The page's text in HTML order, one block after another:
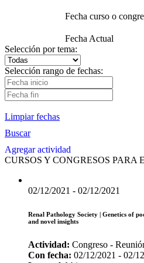
Fecha curso o
Fecha Actual
Selección por tema:
Selección rango de fechas:
Limpiar fechas
Buscar
Agregar actividad
CURSOS Y CONGRESOS PARA
02/12/2021 - 02/12/2021
Renal Pathology Society | Genetics of
and novel insights
Actividad: Congreso -
Con fecha: 02/12/2021 - 02/